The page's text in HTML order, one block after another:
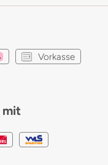
Vorkasse
mit